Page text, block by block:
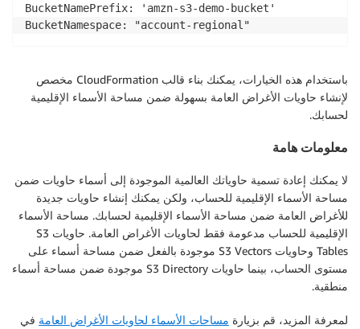
    response
= creator.
BucketNamePrefix: 'amzn-s3-demo-bucket'
باستخدام هذه الخيارات، يمكنك بناء قالب CloudFormation مخصص
لإنشاء حاويات الأغراض العامة بسهولة ضمن مساحة الأسماء الإقليمية
لحسابك.
معلومات هامة
لا يمكنك إعادة تسمية حاوياتك العالمية الموجودة إلى أسماء حاويات ضمن
مساحة الأسماء الإقليمية للحساب، ولكن يمكنك إنشاء حاويات جديدة
للأغراض العامة ضمن مساحة الأسماء الإقليمية لحسابك. مساحة الأسماء
الإقليمية للحساب مدعومة فقط لحاويات الأغراض العامة. حاويات S3
Tables وحاويات S3 Vectors موجودة بالفعل ضمن مساحة أسماء على
مستوى الحساب، بينما حاويات S3 Directory موجودة ضمن مساحة أسماء
منطقية.
لمعرفة المزيد، قم بزيارة مساحات الأسماء لحاويات الأغراض العامة في